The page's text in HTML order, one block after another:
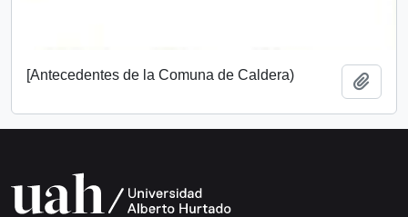
[Antecedentes de la Comuna de Caldera)